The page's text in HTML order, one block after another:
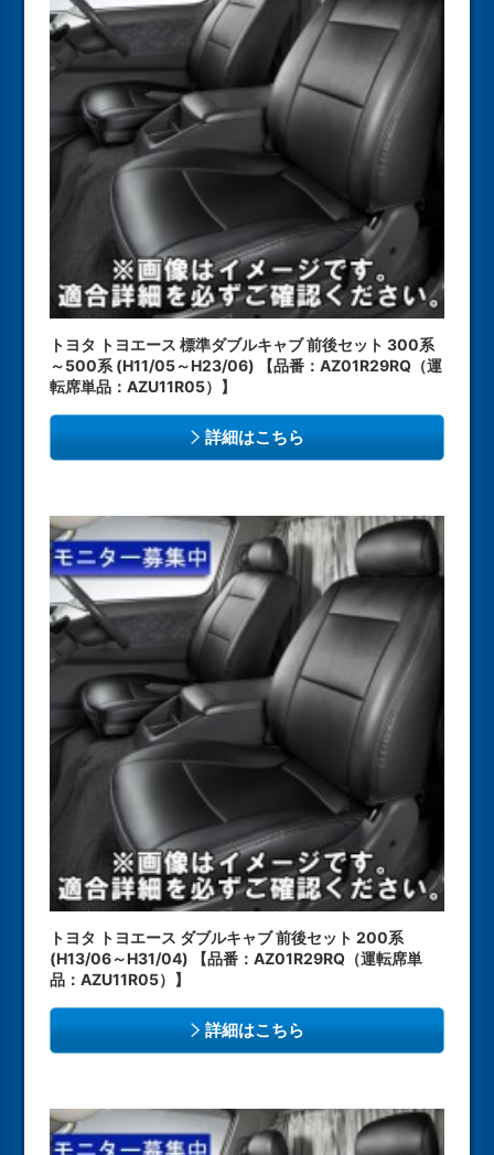
トヨタ トヨエース 標準ダブルキャブ 前後セット 300系
～500系 (H11/05～H23/06) 【品番：AZ01R29RQ（運
転席単品：AZU11R05）】
詳細はこちら
トヨタ トヨエース ダブルキャブ 前後セット 200系
(H13/06～H31/04) 【品番：AZ01R29RQ（運転席単
品：AZU11R05）】
詳細はこちら